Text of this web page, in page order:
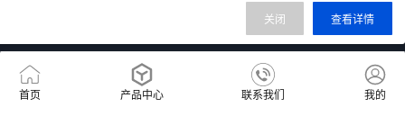
首页 产品中心 联系我们 我的
查看详情
关闭